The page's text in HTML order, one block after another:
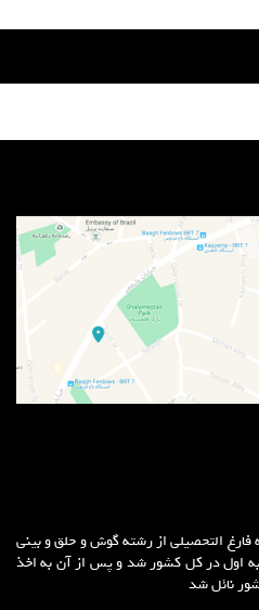
در سال 1378 موفق به فارغ التحصیلی از رشته گوش و حلق و بینی
اول در کل کشور شد و پس از آن به اخذ
نائل شد